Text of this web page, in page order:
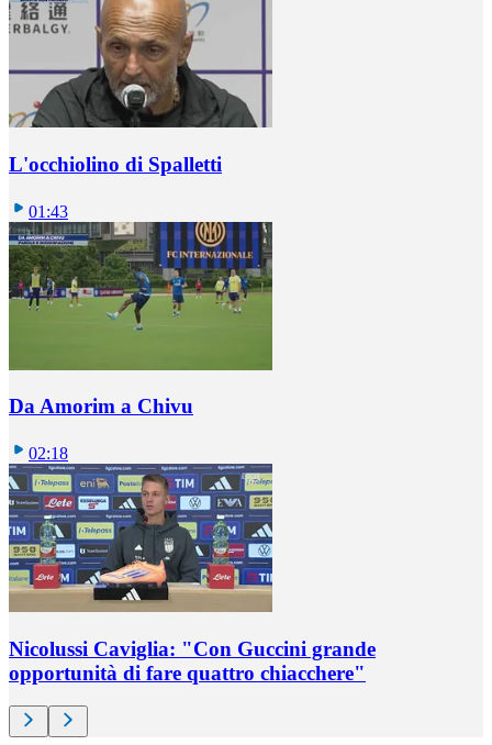
L'occhiolino di Spalletti
01:43
Da Amorim a Chivu
02:18
Nicolussi Caviglia: "Con Guccini grande
opportunità di fare quattro chiacchere"